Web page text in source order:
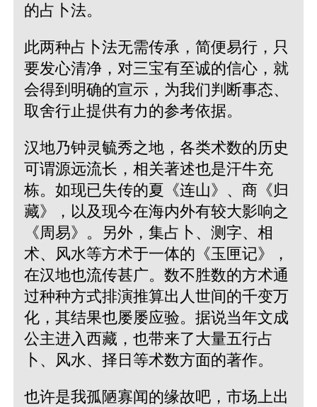
的占卜法。
此两种占卜法无需传承，简便易行，只
要发心清净，对三宝有至诚的信心，就
会得到明确的宣示，为我们判断事态、
取舍行止提供有力的参考依据。
汉地乃钟灵毓秀之地，各类术数的历史
可谓源远流长，相关著述也是汗牛充
栋。如现已失传的夏《连山》、商《归
藏》，以及现今在海内外有较大影响之
《周易》。另外，集占卜、测字、相
术、风水等方术于一体的《玉匣记》，
在汉地也流传甚广。数不胜数的方术通
过种种方式排演推算出人世间的千变万
化，其结果也屡屡应验。据说当年文成
公主进入西藏，也带来了大量五行占
卜、风水、择日等术数方面的著作。
也许是我孤陋寡闻的缘故吧，市场上出